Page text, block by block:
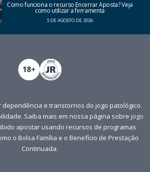
Como funciona o recurso Encerrar Aposta? Veja
como utilizar a ferramenta
5 DE AGOSTO DE 2026
e transtornos do jogo patológico.
Saiba mais em nossa página sobre jogo
apostar usando recursos de programas
o Bolsa Família e o Benefício de Prestação
Continuada.